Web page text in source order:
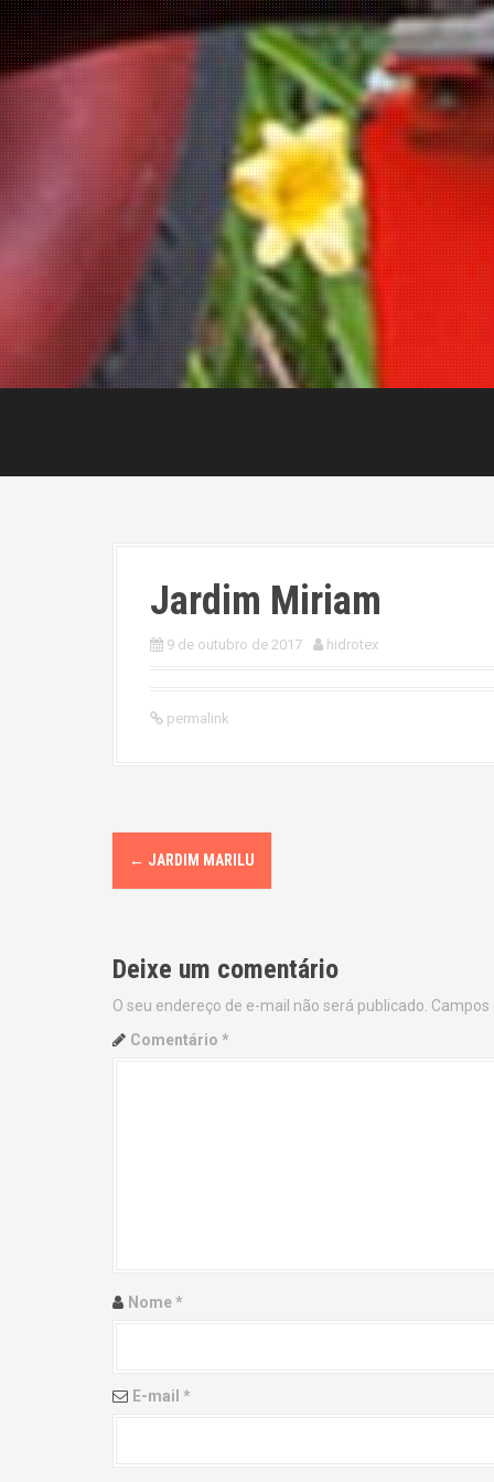
Jardim Miriam
9 de outubro de 2017 hidrotex
permalink
P
o
t
n
n
← JARDIM MARILU
Deixe um comentário
O seu endereço de e-mail não será publicado.
Comentário *
Nome*
E-mail *